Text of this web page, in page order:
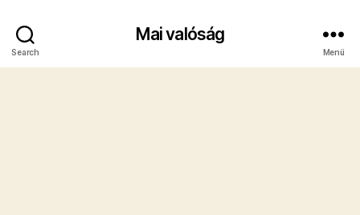
Search
Mai valóság
Menü